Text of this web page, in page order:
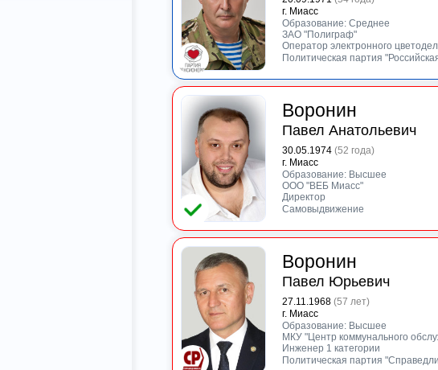
г. Миасс
Образование: Среднее
ЗАО "Полиграф"
Оператор электронного
Политическая партия
Воронин
Павел Анатольевич
30.05.1974 (52 года)
г. Миасс
Образование: Высшее
ООО "ВЕБ Миасс"
Директор
Самовыдвижение
Воронин
Павел Юрьевич
27.11.1968 (57 лет)
г. Миасс
Образование: Высшее
МКУ "Центр коммунального
Инженер 1 категории
Политическая партия